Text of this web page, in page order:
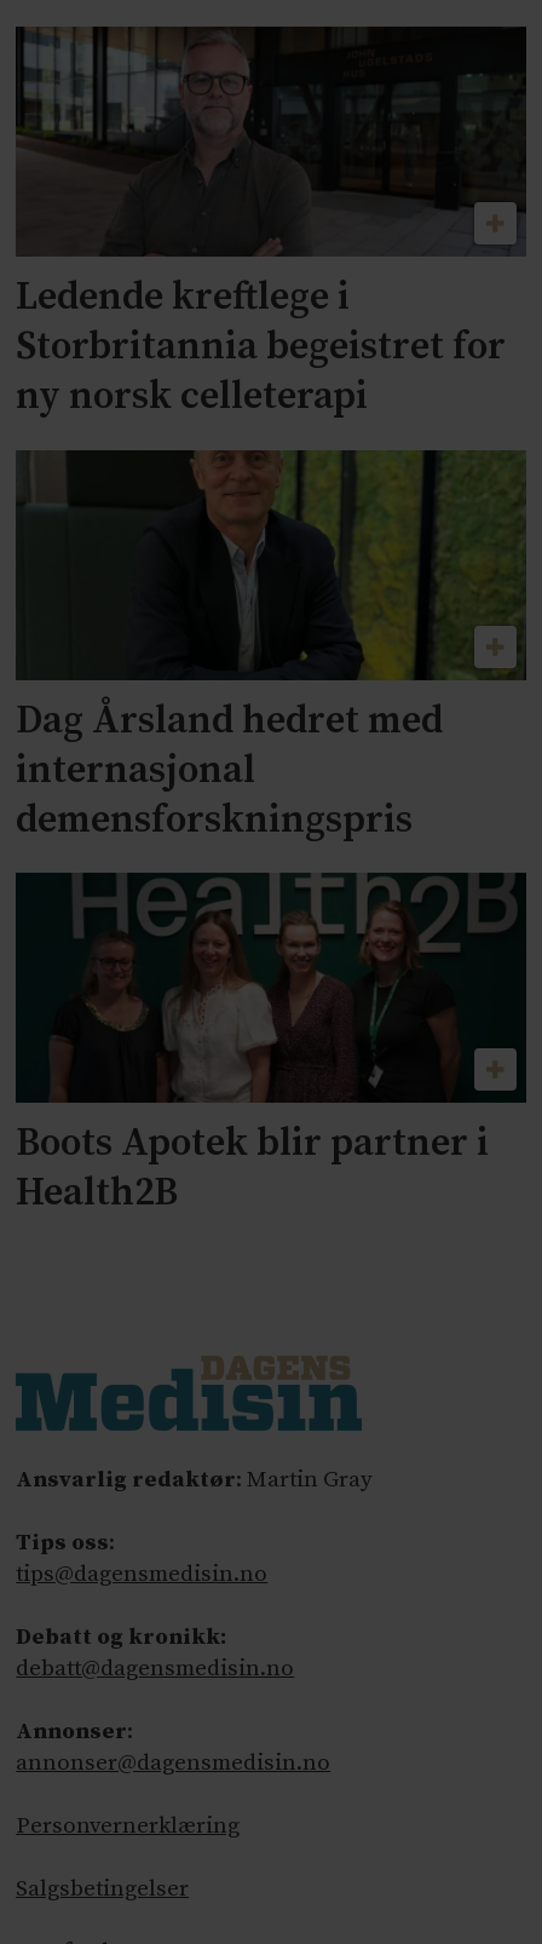
Ledende kreftlege i
Storbritannia begeistret for
ny norsk celleterapi
Dag Årsland hedret med
internasjonal
demensforskningspris
Boots Apotek blir partner i
Health2B
Ansvarlig redaktør: Martin Gray
Tips oss:
tips@dagensmedisin.no
Debatt og kronikk:
debatt@dagensmedisin.no
Annonser:
annonser@dagensmedisin.no
Personvernerklæring
Salgsbetingelser